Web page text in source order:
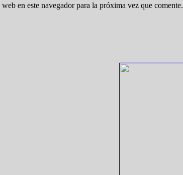
en este navegador para la próxima vez que comente.